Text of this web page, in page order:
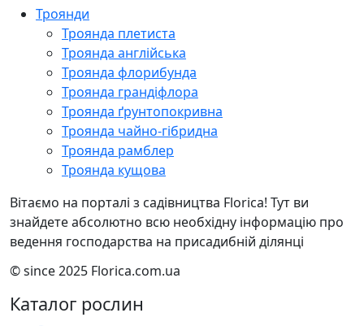
Троянди
Троянда плетиста
Троянда англійська
Троянда флорибунда
Троянда грандіфлора
Троянда ґрунтопокривна
Троянда чайно-гібридна
Троянда рамблер
Троянда кущова
Вітаємо на порталі з садівництва Florica! Тут ви
знайдете абсолютно всю необхідну інформацію про
ведення господарства на присадибній ділянці
© since 2025 Florica.com.ua
Каталог рослин